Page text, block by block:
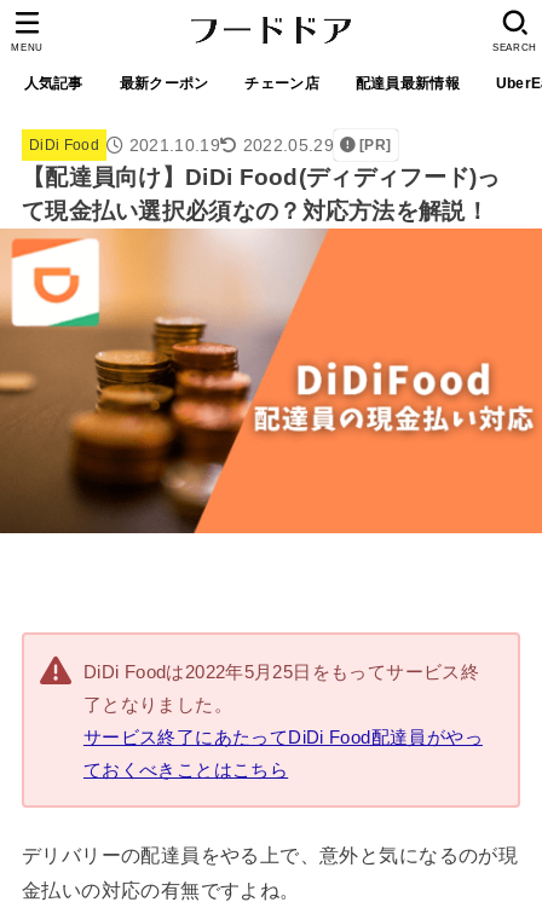
人気記事 最新クーポン チェーン店 配達員最新情報
SEARCH
MENU
DiDi Food 2021.10.19 2022.05.29 [PR]
【配達員向け】DiDi Food(ディディフード)っ
て現金払い選択必須なの？対応方法を解説！
DiDi Foodは2022年5月25日をもってサービス終
了となりました。
サービス終了にあたってDiDi Food配達員がやっ
ておくべきことはこちら
デリバリーの配達員をやる上で、意外と気になるのが現
金払いの対応の有無ですよね。